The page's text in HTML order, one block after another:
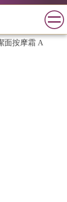
面按摩霜 A